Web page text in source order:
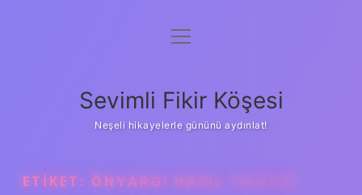
Anasayfa
Yasal Uyarı
menüyü
Sevimli Fikir Köşesi
Neşeli hikayelerle gününü aydınlat!
ETIKET: ÖNYARGI NASIL YAZILIR